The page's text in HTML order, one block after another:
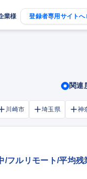
業様 登録者専用サイトへ
関連
川崎市 埼玉県 神
/フルリモート/平均残